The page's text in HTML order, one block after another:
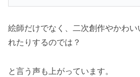
絵師だけでなく、二次創作やかわ
れたりするのでは？
と言う声も上がっています。